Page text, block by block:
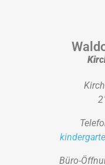
Büro-